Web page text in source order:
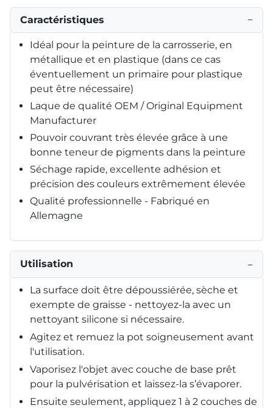
Caractéristiques −
Idéal pour la peinture de la carrosserie, en
métallique et en plastique (dans ce cas
éventuellement un primaire pour plastique
peut être nécessaire)
Laque de qualité OEM / Original Equipment
Manufacturer
Pouvoir couvrant très élevée grâce à une
bonne teneur de pigments dans la peinture
Séchage rapide, excellente adhésion et
précision des couleurs extrêmement élevée
Qualité professionnelle - Fabriqué en
Allemagne
Utilisation −
La surface doit être dépoussiérée, sèche et
exempte de graisse - nettoyez-la avec un
nettoyant silicone si nécessaire.
Agitez et remuez la pot soigneusement avant
l'utilisation.
Vaporisez l'objet avec couche de base prêt
pour la pulvérisation et laissez-la s’évaporer.
Ensuite seulement, appliquez 1 à 2 couches de